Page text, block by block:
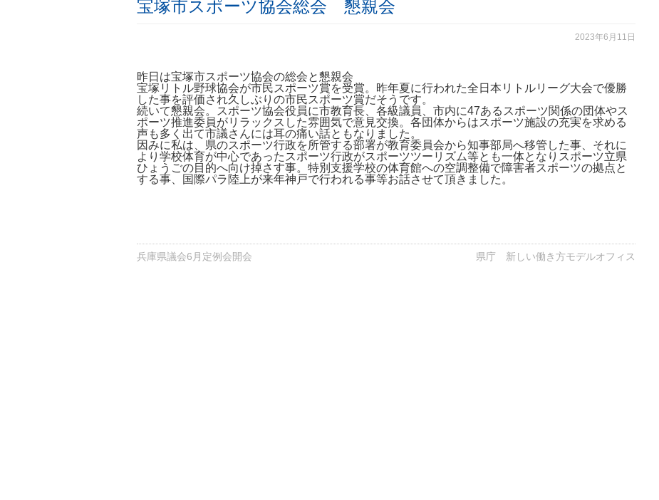
宝塚市スポーツ協会総会 懇親会
2023年6月11日
昨日は宝塚市スポーツ協会の総会と懇親会
宝塚リトル野球協会が市民スポーツ賞を受賞。昨年夏に行われた全日本リトルリーグ大会で優勝
した事を評価され久しぶりの市民スポーツ賞だそうです。
続いて懇親会。スポーツ協会役員に市教育長、各級議員、市内に47あるスポーツ関係の団体やス
ポーツ推進委員がリラックスした雰囲気で意見交換。各団体からはスポーツ施設の充実を求める
声も多く出て市議さんには耳の痛い話ともなりました。
因みに私は、県のスポーツ行政を所管する部署が教育委員会から知事部局へ移管した事、それに
より学校体育が中心であったスポーツ行政がスポーツツーリズム等とも一体となりスポーツ立県
ひょうごの目的へ向け掉さす事。特別支援学校の体育館への空調整備で障害者スポーツの拠点と
する事、国際パラ陸上が来年神戸で行われる事等お話させて頂きました。
兵庫県議会6月定例会開会 県庁 新しい働き方モデルオフィス